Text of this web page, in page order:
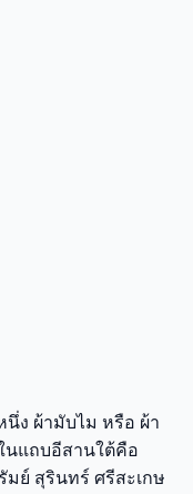
นึ่ง ผ้ามับไม หรือ ผ้า
นแถบอีสานใต้คือ
ย์ สุรินทร์ ศรีสะเกษ